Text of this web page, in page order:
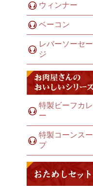
ウィンナー
ベーコン
レバーソーセー
ジ
特製ビーフカレ
ー
特製コーンスー
プ